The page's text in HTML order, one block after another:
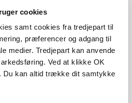
cookies
samt cookies fra tredjepart til
præferencer og adgang til
medier. Tredjepart kan anvende
Ved at klikke OK
Du kan altid trække dit samtykke
i umiddelbar nærhed